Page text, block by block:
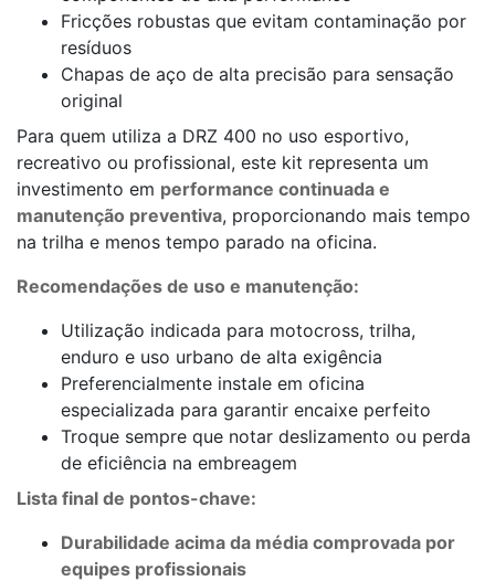
Fricções robustas que evitam contaminação por
resíduos
Chapas de aço de alta precisão para sensação
original
Para quem utiliza a DRZ 400 no uso esportivo,
recreativo ou profissional, este kit representa um
investimento em performance continuada e
manutenção preventiva, proporcionando mais tempo
na trilha e menos tempo parado na oficina.
Recomendações de uso e manutenção:
Utilização indicada para motocross, trilha,
enduro e uso urbano de alta exigência
Preferencialmente instale em oficina
especializada para garantir encaixe perfeito
Troque sempre que notar deslizamento ou perda
de eficiência na embreagem
Lista final de pontos-chave:
Durabilidade acima da média comprovada por
equipes profissionais